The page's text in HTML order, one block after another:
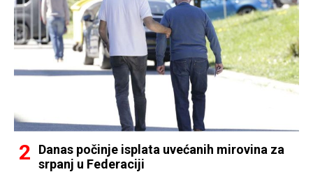
Danas počinje isplata uvećanih mirovina za
srpanj u Federaciji